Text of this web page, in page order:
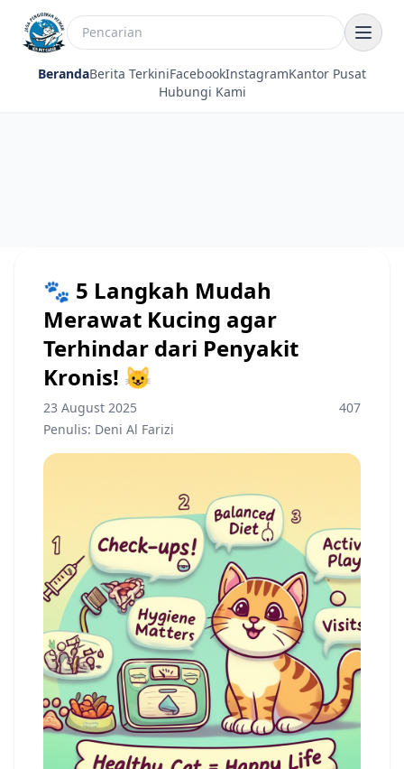
BerandaBerita TerkiniFacebookInstagramKantor Pusat
Hubungi Kami
🐾 5 Langkah Mudah
Merawat Kucing agar
Terhindar dari Penyakit
Kronis! 😺
23 August 2025
407
Penulis: Deni Al Farizi